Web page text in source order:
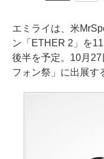
エミライは、米
ン「ETHER 2」を
後半を予定。10月
フォン祭」に出展す